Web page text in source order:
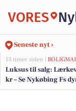
VORES
Seneste nyt ›
15 timer siden |
Luksus til salg:
kr – Se Nykøbing Fs